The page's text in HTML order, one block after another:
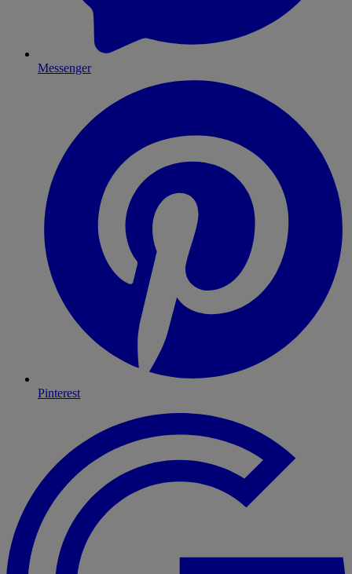
Messenger
Pinterest